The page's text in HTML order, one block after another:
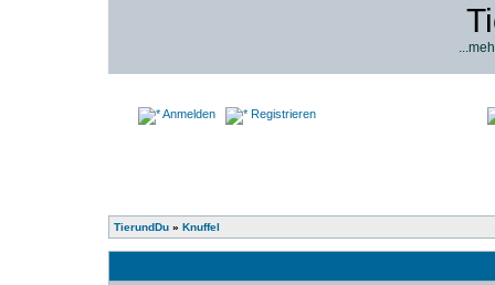
Anmelden Registrieren
TierundDu » Knuffel